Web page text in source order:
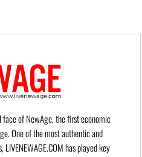
face of NewAge, the first economic
One of the most authentic and
has played key